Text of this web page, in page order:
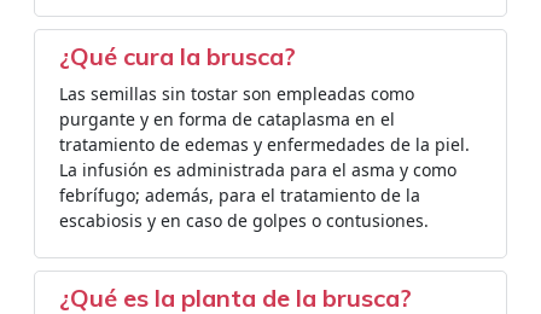
¿Qué cura la brusca?
Las semillas sin tostar son empleadas como
purgante y en forma de cataplasma en el
tratamiento de edemas y enfermedades de la piel.
La infusión es administrada para el asma y como
febrífugo; además, para el tratamiento de la
escabiosis y en caso de golpes o contusiones.
¿Qué es la planta de la brusca?